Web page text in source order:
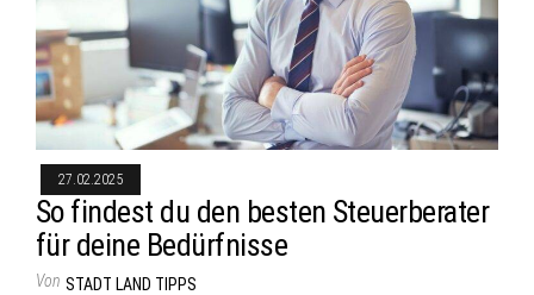
27.02.2025
So findest du den besten Steuerberater
für deine Bedürfnisse
Von STADT LAND TIPPS